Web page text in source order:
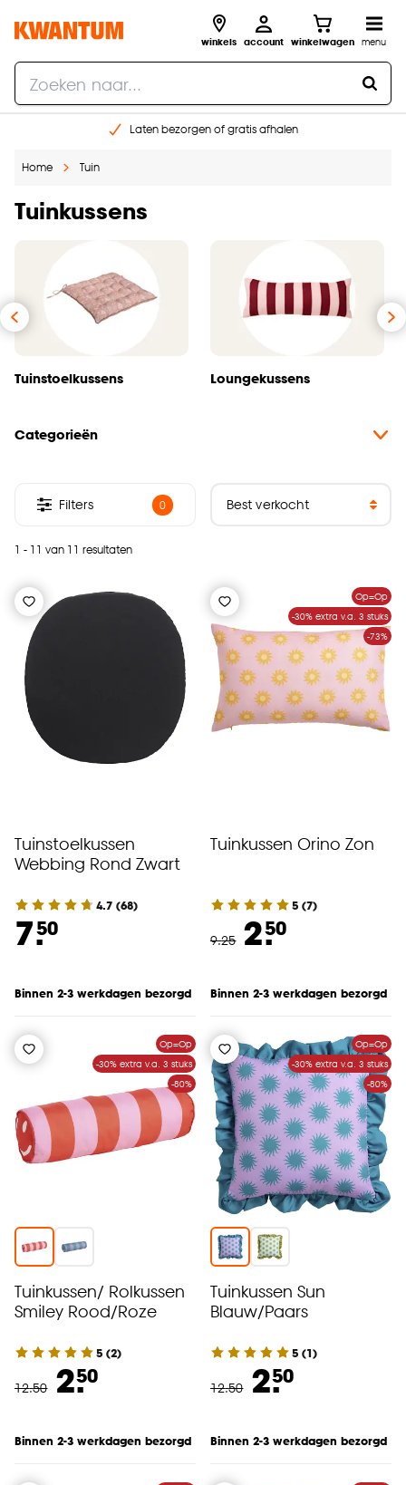
winkels account winkelwagen menu
Laten bezorgen of gratis afhalen
Home Tuin
Tuinkussens
Tuinstoelkussens Loungekussens
Categorieën
1 - 11 van 11 resultaten
Filters 0
Tuinstoelkussen
Webbing Rond Zwart
4.7 (68)
7.50
Binnen 2-3 werkdagen bezorgd
Op=Op
-30% extra v.a. 3 stuks
-73%
Tuinkussen Orino Zon
5 (7)
9.25 2.50
Binnen 2-3 werkdagen bezorgd
Op=Op
-30% extra v.a. 3 stuks
-80%
Tuinkussen/ Rolkussen
Smiley Rood/Roze
5 (2)
12.50 2.50
Binnen 2-3 werkdagen bezorgd
Op=Op
-30% extra v.a. 3 stuks
-80%
Tuinkussen Sun
Blauw/Paars
5 (1)
12.50 2.50
Binnen 2-3 werkdagen bezorgd